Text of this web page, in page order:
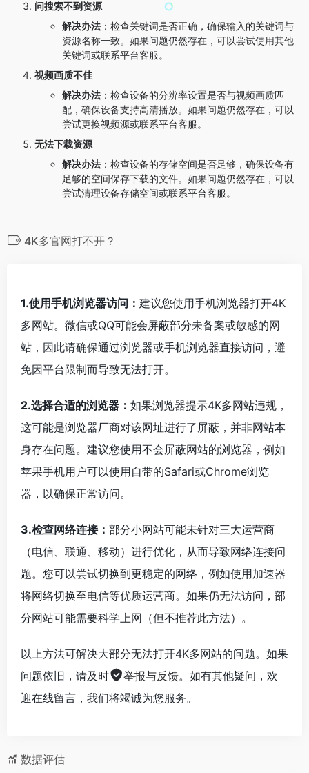
问搜索不到资源
解决办法 ：检查关键词是否正确，确保输入的关键词与
资源名称一致。如果问题仍然存在，可以尝试使用其他
关键词或联系平台客服。
视频画质不佳
解决办法 ：检查设备的分辨率设置是否与视频画质匹
配，确保设备支持高清播放。如果问题仍然存在，可以
尝试更换视频源或联系平台客服。
无法下载资源
解决办法 ：检查设备的存储空间是否足够，确保设备有
足够的空间保存下载的文件。如果问题仍然存在，可以
尝试清理设备存储空间或联系平台客服。
4K多官网打不开？
1.使用手机浏览器访问： 建议您使用手机浏览器打开4K
多网站。微信或QQ可能会屏蔽部分未备案或敏感的网
站，因此请确保通过浏览器或手机浏览器直接访问，避
免因平台限制而导致无法打开。
2.选择合适的浏览器： 如果浏览器提示4K多网站违规，
这可能是浏览器厂商对该网址进行了屏蔽，并非网站本
身存在问题。建议您使用不会屏蔽网站的浏览器，例如
苹果手机用户可以使用自带的Safari或Chrome浏览
器，以确保正常访问。
3.检查网络连接： 部分小网站可能未针对三大运营商
（电信、联通、移动）进行优化，从而导致网络连接问
题。您可以尝试切换到更稳定的网络，例如使用加速器
将网络切换至电信等优质运营商。如果仍无法访问，部
分网站可能需要科学上网（但不推荐此方法）。
以上方法可解决大部分无法打开4K多网站的问题。如果
问题依旧，请及时
举报与反馈。如有其他疑问，欢
迎在线留言，我们将竭诚为您服务。
数据评估